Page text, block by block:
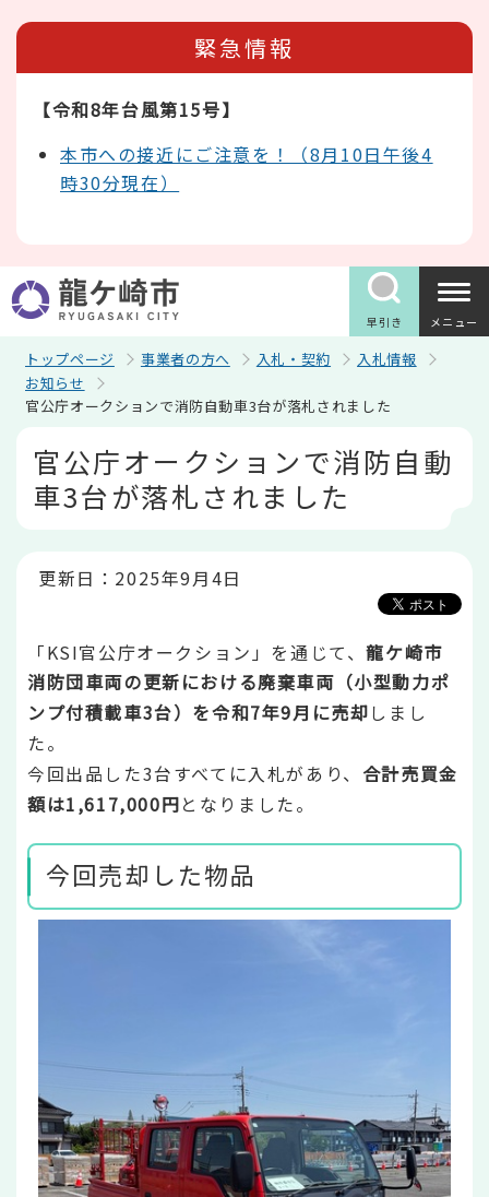
緊急情報
【令和8年台風第15号】
本市への接近にご注意を！（8月10日午後4
時30分現在）
早引き メニュー
トップページ 事業者の方へ 入札・契約
入札情報
お知らせ
官公庁オークションで消防自動車3台が落札されました
官公庁オークションで消防自動
車3台が落札されました
更新日：2025年9月4日
「KSI官公庁オークション」を通じて、龍ケ崎市
消防団車両の更新における廃棄車両（小型動力ポ
ンプ付積載車3台）を令和7年9月に売却しまし
た。
今回出品した3台すべてに入札があり、 合計売買金
額は1,617,000円となりました。
今回売却した物品